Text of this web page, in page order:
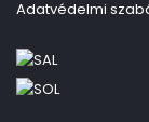
Adatvédelmi